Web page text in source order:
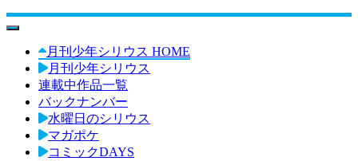
toggle navigation
月刊少年シリウス HOME
月刊少年シリウス
連載中作品一覧
バックナンバー
水曜日のシリウス
マガポケ
コミックDAYS